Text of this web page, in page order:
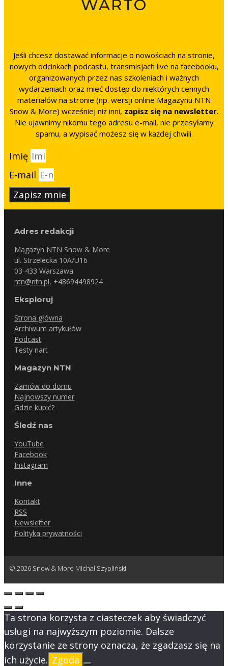
WARTO
Jeśli chcesz dostawać informacje o nowościach na stronie,
nowych odcinkach podcastu, transmisjach live na facebooku,
organizowanych przez nas szkoleniach i ważnych
wydarzeniach oraz mieć dostęp do niektórych cennych
materiałów na stronie (np. wersji online Magazynu NTN
Snow & More) wcześniej niż inni, zapisz się na newsletter.
Nie ujawnimy nikomu tego adresu e-mail, nie przesyłamy
spamu, a wypisać możesz się w każdej chwili.
Imię
E-mail
Zapisz mnie
Adres redakcji
Magazyn NTN Snow & More
ul. Strzelecka 10A/U16
03-433 Warszawa
ntn@ntn.pl, +48694498924
Eksploruj
Strona główna
Archiwum artykułów
Podcast
Testy nart
Magazyn NTN
Zamów do domu
Najnowszy numer
Gdzie kupić?
Śledź nas
YouTube
Facebook
Instagram
Inne
Kontakt
RSS
Newsletter
Polityka prywatności
© 2026 Snow & More Michał Szypliński
Ta strona korzysta z ciasteczek aby świadczyć
usługi na najwyższym poziomie. Dalsze
korzystanie ze strony oznacza, że zgadzasz się na
ich użycie. Zgoda